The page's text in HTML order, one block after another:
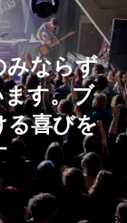
みならず
す。ブ
る喜びを